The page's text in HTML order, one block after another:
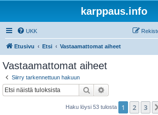
karppaus.info
UKK
Etusivu Etsi Vastaamattomat aiheet
Vastaamattomat aiheet
Siirry tarkennettuun hakuun
Etsi
Haku löysi 53 tulosta 1 2 3